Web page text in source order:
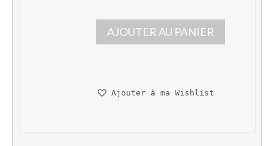
p
r
i
i
p
r
i
t
AJOUTER AU PANIER
Ajouter à ma Wishlist